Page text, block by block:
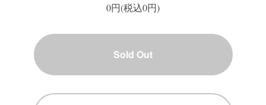
0円(税込0円)
Sold Out